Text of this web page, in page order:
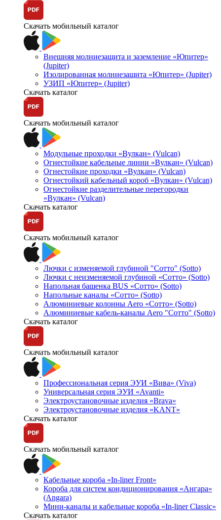
Скачать мобильный каталог
Внешняя молниезащита и заземление «Юпитер»
(Jupiter)
Изолированная молниезащита «Юпитер» (Jupiter)
УЗИП «Юпитер» (Jupiter)
Скачать каталог
Скачать мобильный каталог
Модульные проходки «Вулкан» (Vulcan)
Огнестойкие кабельные линии «Вулкан» (Vulcan)
Огнестойкие проходки «Вулкан» (Vulcan)
Огнестойкий кабельный короб «Вулкан» (Vulcan)
Огнестойкие разделительные перегородки
«Вулкан» (Vulcan)
Скачать каталог
Скачать мобильный каталог
Лючки с изменяемой глубиной "Сотто" (Sotto)
Лючки с неизменяемой глубиной «Сотто» (Sotto)
Напольная башенка BUS «Сотто» (Sotto)
Напольные каналы «Сотто» (Sotto)
Алюминиевые колонны Aero «Сотто» (Sotto)
Алюминиевые кабель-каналы Aero "Сотто" (Sotto)
Скачать каталог
Скачать мобильный каталог
Профессиональная серия ЭУИ «Вива» (Viva)
Универсальная серия ЭУИ «Avanti»
Электроустановочные изделия «Brava»
Электроустановочные изделия «KANT»
Скачать каталог
Скачать мобильный каталог
Кабельные короба «In-liner Front»
Короба для систем кондиционирования «Ангара»
(Angara)
Мини-каналы и кабельные короба «In-liner Classic»
Скачать каталог